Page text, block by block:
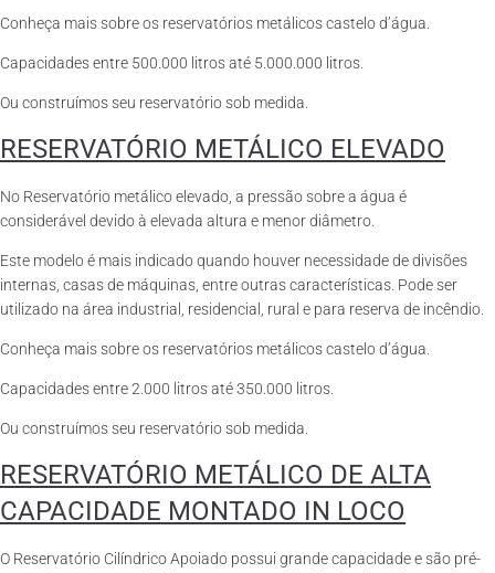
Conheça mais sobre os reservatórios metálicos castelo d’água.
Capacidades entre 500.000 litros até 5.000.000 litros.
Ou construímos seu reservatório sob medida.
RESERVATÓRIO METÁLICO ELEVADO
No Reservatório metálico elevado, a pressão sobre a água é
considerável devido à elevada altura e menor diâmetro.
Este modelo é mais indicado quando houver necessidade de divisões
internas, casas de máquinas, entre outras características. Pode ser
utilizado na área industrial, residencial, rural e para reserva de incêndio.
Conheça mais sobre os reservatórios metálicos castelo d’água.
Capacidades entre 2.000 litros até 350.000 litros.
Ou construímos seu reservatório sob medida.
RESERVATÓRIO METÁLICO DE ALTA
CAPACIDADE MONTADO IN LOCO
O Reservatório Cilíndrico Apoiado possui grande capacidade e são pré-